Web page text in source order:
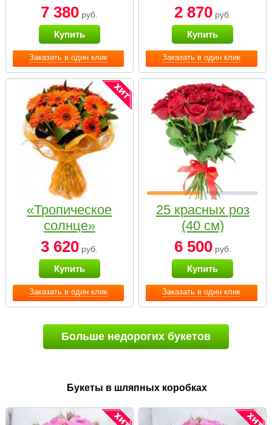
Заказать в один клик
7 380 руб.
Купить
Заказать в один клик
2 870руб.
Купить
Заказать в один клик
«Тропическое
солнце»
3 620 руб.
Купить
Заказать в один клик
25 красных роз
(40 см)
6 500руб.
Купить
Больше недорогих букетов
Букеты в шляпных коробках